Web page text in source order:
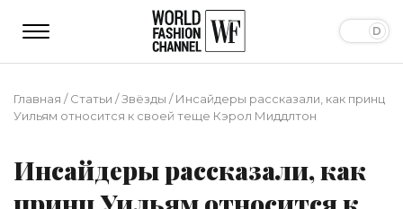
Главная /Статьи /Звёзды /Инсайдеры рассказали, как принц
Уильям относится к своей теще Кэрол Миддлтон
Инсайдеры рассказали, как